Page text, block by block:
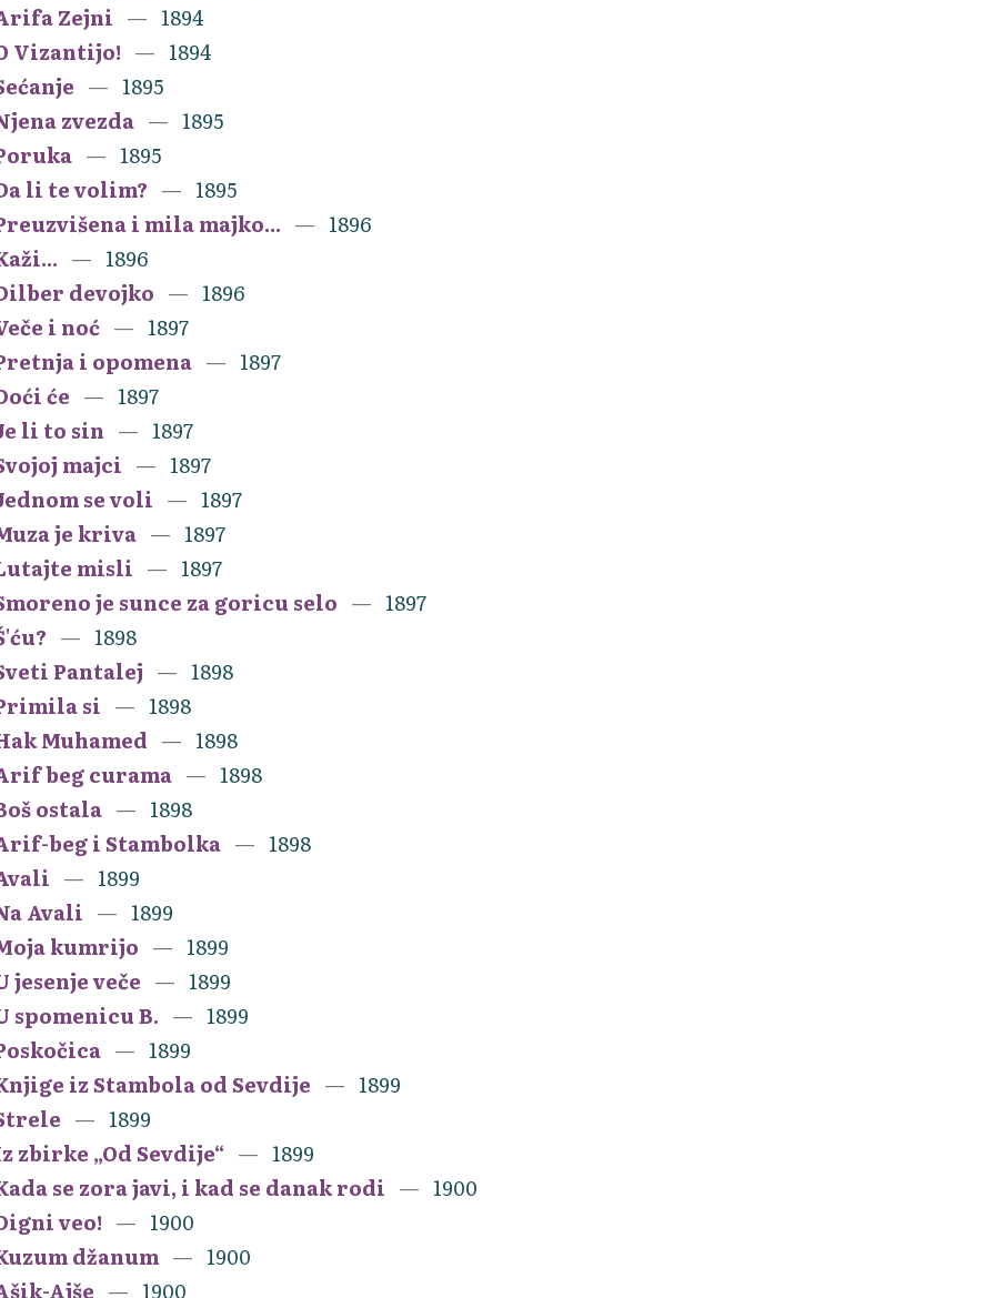
Zejni
1894
Vizantijo!
1894
1895
zvezda
1895
1895
li te volim?
1895
i mila majko...
1896
1896
devojko
1896
i noć
1897
i opomena
1897
će
1897
li to sin
1897
majci
1897
se voli
1897
je kriva
1897
misli
1897
je sunce za goricu selo
1897
1898
Pantalej
1898
si
1898
Muhamed
1898
beg curama
1898
ostala
1898
beg i Stambolka
1898
1899
Avali
1899
kumrijo
1899
jesenje veče
1899
spomenicu B.
1899
1899
iz Stambola od Sevdije
1899
1899
zbirke „Od Sevdije“
1899
se zora javi, i kad se danak rodi
1900
veo!
1900
džanum
1900
Ajše
1900